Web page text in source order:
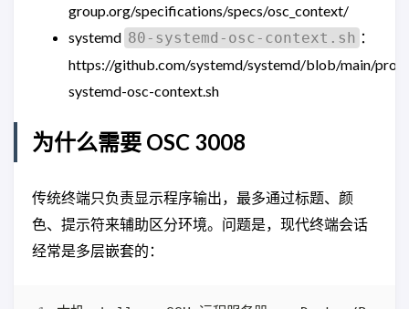
group.org/specifications/specs/osc_context/
systemd 80-systemd-osc-context.sh ：
https://github.com/systemd/systemd/blob/main/
systemd-osc-context.sh
为什么需要 OSC 3008
传统终端只负责显示程序输出，最多通过标题、颜
色、提示符来辅助区分环境。问题是，现代终端会话
经常是多层嵌套的：